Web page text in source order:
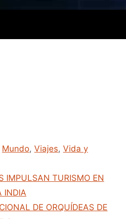
i
Mundo,Viajes,Vida y
IMPULSAN TURISMO EN
INDIA
DE ORQUÍDEAS DE